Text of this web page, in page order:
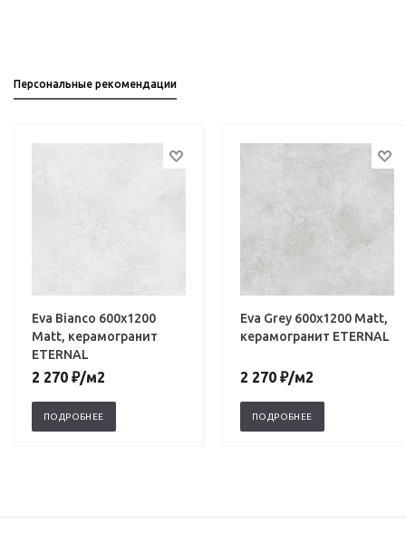
Персональные рекомендации
Eva Bianco 600х1200
Matt, керамогранит
ETERNAL
2 270 ₽/м2
ПОДРОБНЕЕ
Eva Grey 600х1200 Matt,
керамогранит ETERNAL
2 270 ₽/м2
ПОДРОБНЕЕ